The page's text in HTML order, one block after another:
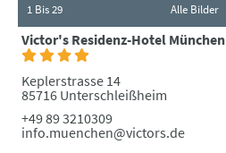
1 Bis 29 Alle Bilder
Victor's Residenz-Hotel München
Keplerstrasse 14
85716 Unterschleißheim
+49 89 3210309
info.muenchen@victors.de